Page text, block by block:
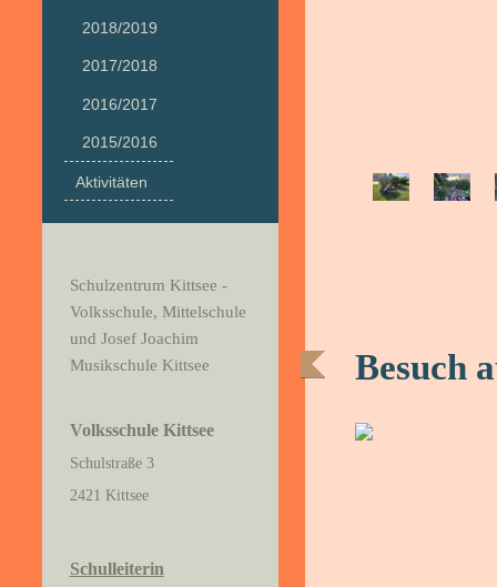
Besuch
2018/2019
2017/2018
2016/2017
2015/2016
Aktivitäten
Schulzentrum Kittsee -
Volksschule, Mittelschule
und Josef Joachim
Musikschule Kittsee
Volksschule Kittsee
Schulstraße 3
2421 Kittsee
Schulleiterin